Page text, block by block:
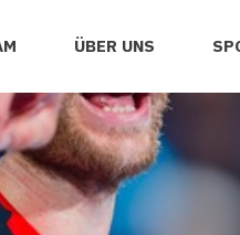
ÜBER UNS